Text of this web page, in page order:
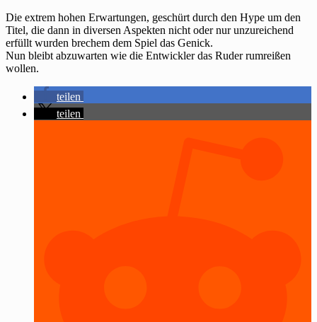
Die extrem hohen Erwartungen, geschürt durch den Hype um den
Titel, die dann in diversen Aspekten nicht oder nur unzureichend
erfüllt wurden brechem dem Spiel das Genick.
Nun bleibt abzuwarten wie die Entwickler das Ruder rumreißen
wollen.
teilen
teilen